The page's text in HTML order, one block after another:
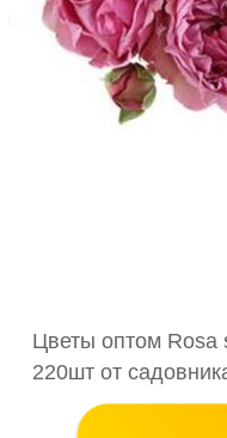
Цветы оптом Rosa
220шт от